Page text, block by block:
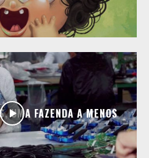
UMA FAZENDA A MENOS